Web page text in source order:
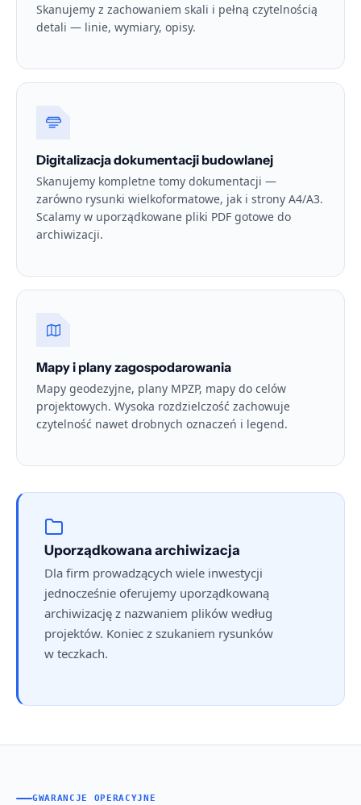
Skanujemy z zachowaniem skali i pełną czytelnością
detali — linie, wymiary, opisy.
Digitalizacja dokumentacji budowlanej
Skanujemy kompletne tomy dokumentacji —
zarówno rysunki wielkoformatowe, jak i strony A4/A3.
Scalamy w uporządkowane pliki PDF gotowe do
archiwizacji.
Mapy i plany zagospodarowania
Mapy geodezyjne, plany MPZP, mapy do celów
projektowych. Wysoka rozdzielczość zachowuje
czytelność nawet drobnych oznaczeń i legend.
Uporządkowana archiwizacja
Dla firm prowadzących wiele inwestycji
jednocześnie oferujemy uporządkowaną
archiwizację z nazwaniem plików według
projektów. Koniec z szukaniem rysunków
w teczkach.
GWARANCJE OPERACYJNE